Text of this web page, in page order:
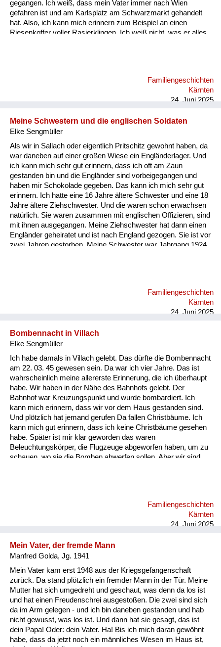
Heimkehrer
Fluchtgeschichten
Wiederaufbau und
Wohnen
gegangen. Ich weiß, dass mein Vater immer nach Wien
gefahren ist und am Karlsplatz am Schwarzmarkt gehandelt
hat. Also, ich kann mich erinnern zum Beispiel an einen
Riesenkoffer voller Rasierklingen. Ich weiß nicht, was er alles
Familiengeschichten
Kärnten
24. Juni 2025
Meine Schwestern und die englischen Soldaten
Elke Sengmüller
Als wir in Sallach oder eigentlich Pritschitz gewohnt haben, da
war daneben auf einer großen Wiese ein Engländerlager. Und
ich kann mich sehr gut erinnern, dass ich oft am Zaun
gestanden bin und die Engländer sind vorbeigegangen und
haben mir Schokolade gegeben. Das kann ich mich sehr gut
erinnern. Ich hatte eine 16 Jahre ältere Schwester und eine 18
Jahre ältere Ziehschwester. Und die waren schon erwachsen
natürlich. Sie waren zusammen mit englischen Offizieren, sind
mit ihnen ausgegangen. Meine Ziehschwester hat dann einen
Engländer geheiratet und ist nach England gezogen. Sie ist vor
zwei Jahren gestorben. Meine Schwester war Jahrgang 1924,
Familiengeschichten
Kärnten
24. Juni 2025
Bombennacht in Villach
Elke Sengmüller
Ich habe damals in Villach gelebt. Das dürfte die Bombennacht
am 22. 03. 45 gewesen sein. Da war ich vier Jahre. Das ist
wahrscheinlich meine allererste Erinnerung, die ich überhaupt
habe. Wir haben in der Nähe des Bahnhofs gelebt. Der
Bahnhof war Kreuzungspunkt und wurde bombardiert. Ich
kann mich erinnern, dass wir vor dem Haus gestanden sind.
Und plötzlich hat jemand gerufen Da fallen Christbäume. Ich
kann mich gut erinnern, dass ich keine Christbäume gesehen
habe. Später ist mir klar geworden das waren
Beleuchtungskörper, die Flugzeuge abgeworfen haben, um zu
schauen, wo sie die Bomben abwerfen sollen. Aber wir sind
wir aus dem Keller rausgegangen sind. Es hat einen
Kellerausgang gegeben, in den Garten und der war voller
Familiengeschichten
Kärnten
24. Juni 2025
Mein Vater, der fremde Mann
Manfred Golda, Jg. 1941
Mein Vater kam erst 1948 aus der Kriegsgefangenschaft
zurück. Da stand plötzlich ein fremder Mann in der Tür. Meine
Mutter hat sich umgedreht und geschaut, was denn da los ist
und hat einen Freudenschrei ausgestoßen. Die zwei sind sich
da im Arm gelegen - und ich bin daneben gestanden und hab
nicht gewusst, was los ist. Und dann hat sie gesagt, das ist
dein Papa! Oder: dein Vater. Ha! Bis ich mich daran gewöhnt
habe, dass da jetzt noch ein männliches Wesen im Haus ist,